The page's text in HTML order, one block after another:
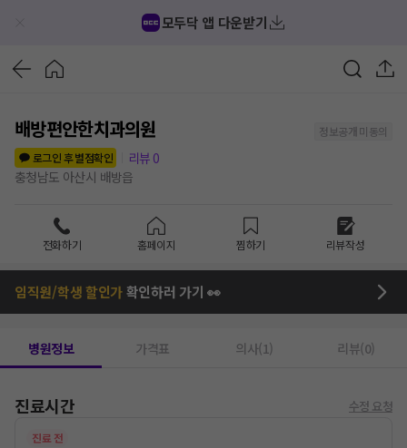
모두닥 앱 다운받기
배방편안한치과의원
정보공개 미동의
로그인 후 별점확인
리뷰 0
충청남도 아산시 배방읍
전화하기 홈페이지 찜하기 리뷰작성
임직원/학생 할인가확인하러 가기 👀
병원정보 가격표 의사(1) 리뷰(0)
진료시간 수정 요청
진료 전